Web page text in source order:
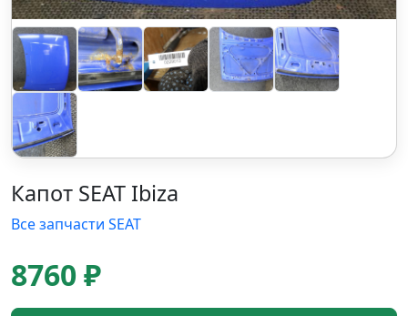
Капот SEAT Ibiza
Все запчасти SEAT
8760 ₽